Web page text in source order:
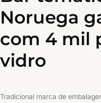
Noruega
com 4 mil
vidro
Tradicional marca de